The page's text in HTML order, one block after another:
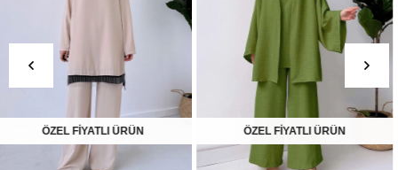
ÜRÜN